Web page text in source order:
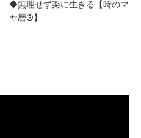
◆無理せず楽に生きる【時のマ
ヤ暦®︎】